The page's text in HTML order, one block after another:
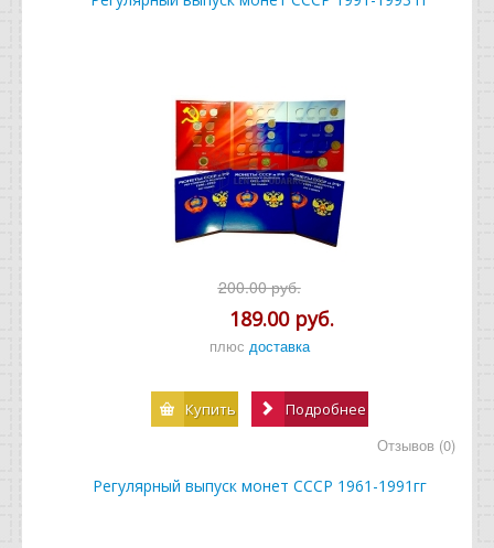
200.00 руб.
189.00 руб.
плюс доставка
Купить Подробнее
Отзывов (0)
Регулярный выпуск монет СССР 1961-1991гг